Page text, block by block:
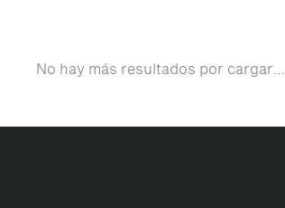
No hay más resultados por cargar...